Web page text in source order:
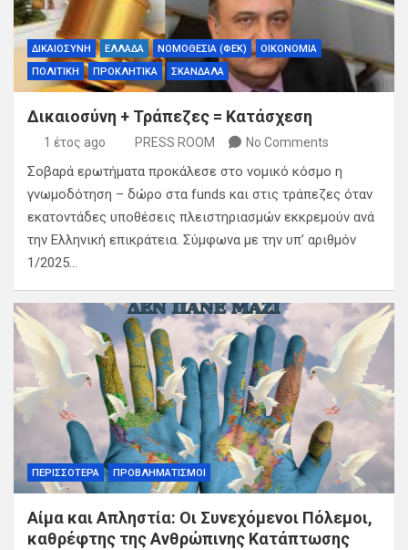
ΔΙΚΑΙΟΣΥΝΗ ΕΛΛΑΔΑ ΝΟΜΟΘΕΣΙΑ (ΦΕΚ)
ΟΙΚΟΝΟΜΙΑ
ΠΟΛΙΤΙΚΗ
ΠΡΟΚΛΗΤΙΚΑ ΣΚΑΝΔΑΛΑ
Δικαιοσύνη + Τράπεζες = Κατάσχεση
1 έτος ago PRESS ROOM No Comments
Σοβαρά ερωτήματα προκάλεσε στο νομικό κόσμο η
γνωμοδότηση – δώρο στα funds και στις τράπεζες όταν
εκατοντάδες υποθέσεις πλειστηριασμών εκκρεμούν ανά
την Ελληνική επικράτεια. Σύμφωνα με την υπ’ αριθμόν
1/2025…
ΠΕΡΙΣΣΟΤΕΡΑ ΠΡΟΒΛΗΜΑΤΙΣΜΟΙ
Αίμα και Απληστία: Οι Συνεχόμενοι Πόλεμοι,
καθρέφτης της Ανθρώπινης Κατάπτωσης